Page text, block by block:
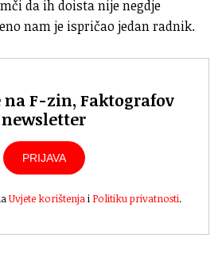
da ih doista nije negdje
nam je ispričao jedan radnik.
F-zin, Faktografov
newsletter
PRIJAVA
Uvjete korištenjai Politiku privatnosti.